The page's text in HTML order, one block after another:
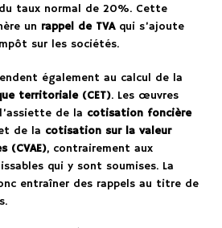
taux normal de 20%. Cette
un rappel de TVAqui s’ajoute
sur les sociétés.
également au calcul de la
territoriale (CET). Les œuvres
de la cotisation foncière
de la cotisation sur la valeur
(CVAE), contrairement aux
qui y sont soumises. La
entraîner des rappels au titre de